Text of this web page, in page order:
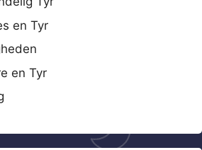
en Tyr
en Tyr